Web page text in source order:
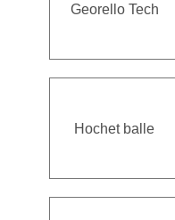
Georello Tech
Hochet balle